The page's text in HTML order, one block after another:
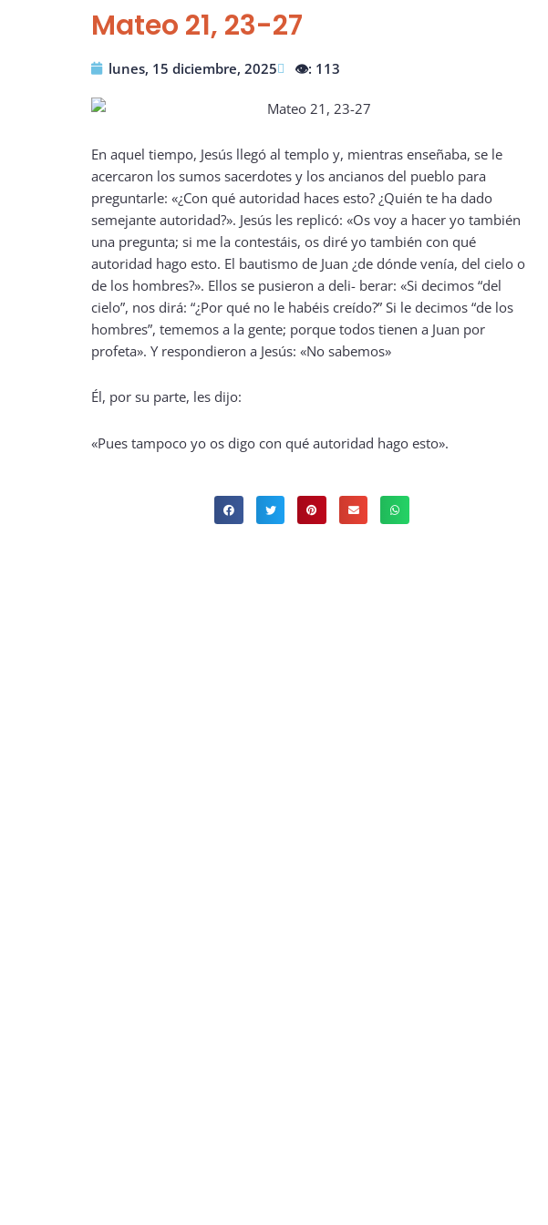
Mateo 21, 23-27
lunes, 15 diciembre, 2025 👁️: 113
En aquel tiempo, Jesús llegó al templo y, mientras enseñaba, se le
acercaron los sumos sacerdotes y los ancianos del pueblo para
preguntarle: «¿Con qué autoridad haces esto? ¿Quién te ha dado
semejante autoridad?». Jesús les replicó: «Os voy a hacer yo también
una pregunta; si me la contestáis, os diré yo también con qué
autoridad hago esto. El bautismo de Juan ¿de dónde venía, del cielo o
de los hombres?». Ellos se pusieron a deli- berar: «Si decimos “del
cielo”, nos dirá: “¿Por qué no le habéis creído?” Si le decimos “de los
hombres”, tememos a la gente; porque todos tienen a Juan por
profeta». Y respondieron a Jesús: «No sabemos»
Él, por su parte, les dijo:
«Pues tampoco yo os digo con qué autoridad hago esto».